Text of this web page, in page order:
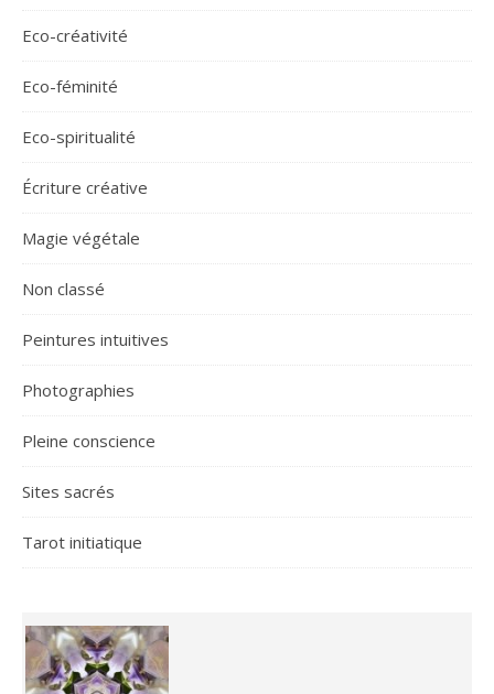
Eco-créativité
Eco-féminité
Eco-spiritualité
Écriture créative
Magie végétale
Non classé
Peintures intuitives
Photographies
Pleine conscience
Sites sacrés
Tarot initiatique